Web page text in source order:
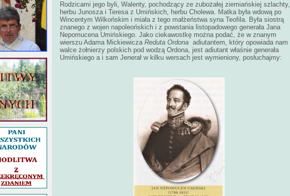
Rodzicami jego byli, Walenty, pochodzący ze zubożałej ziemiańskiej szlachty,
herbu Junosza i Teresa z Umińskich, herbu Cholewa. Matka była wdową po
Wincentym Wilkońskim i miała z tego małżeństwa syna Teofila. Była siostrą
znanego z wojen napoleońskich i z powstania listopadowego generała Jana
Nepomucena Umińskiego. Jako ciekawostkę można podać, że w znanym
wierszu Adama Mickiewicza Reduta Ordona adiutantem, który opowiada nam
walce żołnierzy polskich pod wodzą Ordona, jest adiutant właśnie generała
Umińskiego a i sam Jenerał w kilku wersach jest wymieniony, posłuchajmy: